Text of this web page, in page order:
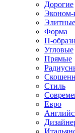
Дорогие
Эконом-
Элитные
Форма
П-
Угловые
Прямые
Стиль
Евро